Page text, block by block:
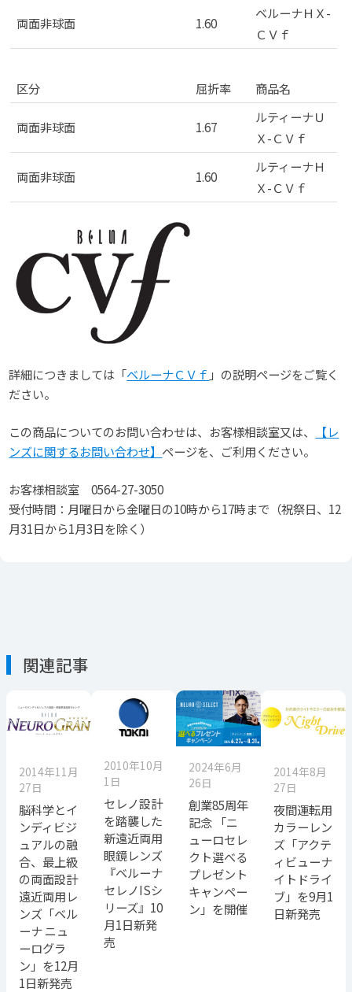
両面非球面 1.60
ベルーナＨＸ-
ＣＶｆ
区分
屈折率 商品名
両面非球面 1.67
ルティーナＵ
Ｘ-ＣＶｆ
両面非球面 1.60
ルティーナＨ
Ｘ-ＣＶｆ
詳細につきましては「ベルーナＣＶｆ 」の説明ページをご覧く
ださい。
この商品についてのお問い合わせは、お客様相談室又は、
【レ
ンズに関するお問い合わせ】 ページを、ご利用ください。
お客様相談室 0564-27-3050
受付時間：月曜日から金曜日の10時から17時まで（祝祭日、12
月31日から1月3日を除く）
関連記事
2014年11月
27日
脳科学とイ
ンディビジ
ュアルの融
合、最上級
の両面設計
遠近両用レ
ンズ「ベル
ーナ ニュ
ーログラ
ン」を12月
1日新発売
2010年10月
1日
セレノ設計
を踏襲した
新遠近両用
眼鏡レンズ
『ベルーナ
セレノISシ
リーズ』10
月1日新発
売
2024年6月
26日
創業85周年
記念 「ニ
ューロセレ
クト選べる
プレゼント
キャンペー
ン」を開催
2014年8月
27日
夜間運転用
カラーレン
ズ「アクテ
ィビューナ
イトドライ
ブ」を9月1
日新発売